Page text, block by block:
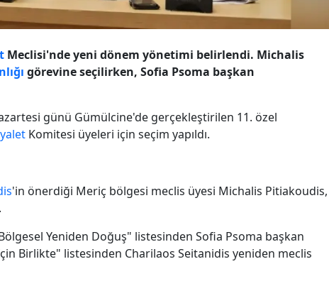
Meclisi'nde yeni dönem yönetimi belirlendi. Michalis
görevine seçilirken, Sofia Psoma başkan
günü Gümülcine'de gerçekleştirilen 11. özel
Komitesi üyeleri için seçim yapıldı.
'in önerdiği Meriç bölgesi meclis üyesi Michalis Pitiakoudis,
Yeniden Doğuş" listesinden Sofia Psoma başkan
Birlikte" listesinden Charilaos Seitanidis yeniden meclis